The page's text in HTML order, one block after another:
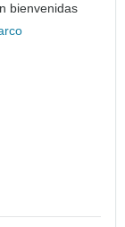
bienvenidas